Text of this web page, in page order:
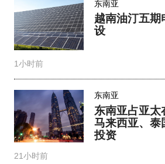
东南亚
越南油汀五期
设
1小时前
东南亚
东南亚占亚太
马来西亚、泰
投资
21小时前